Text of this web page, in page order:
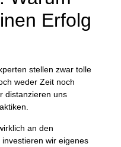
Erfolg
stellen zwar tolle
weder Zeit noch
distanzieren uns
an den
wir eigenes